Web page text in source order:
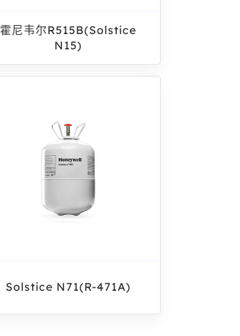
霍尼韦尔R515B(Solstice
N15)
Solstice N71(R-471A)